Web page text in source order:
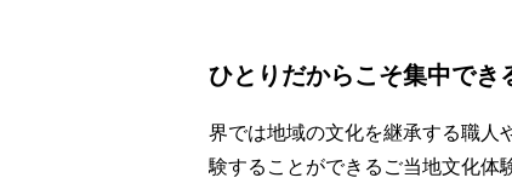
ひとりだからこそ集中でき
界では地域の文化を継承する職人
験することができるご当地文化体